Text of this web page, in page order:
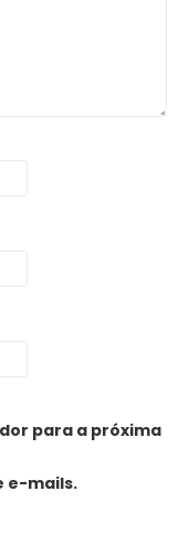
para a próxima
e-mails.